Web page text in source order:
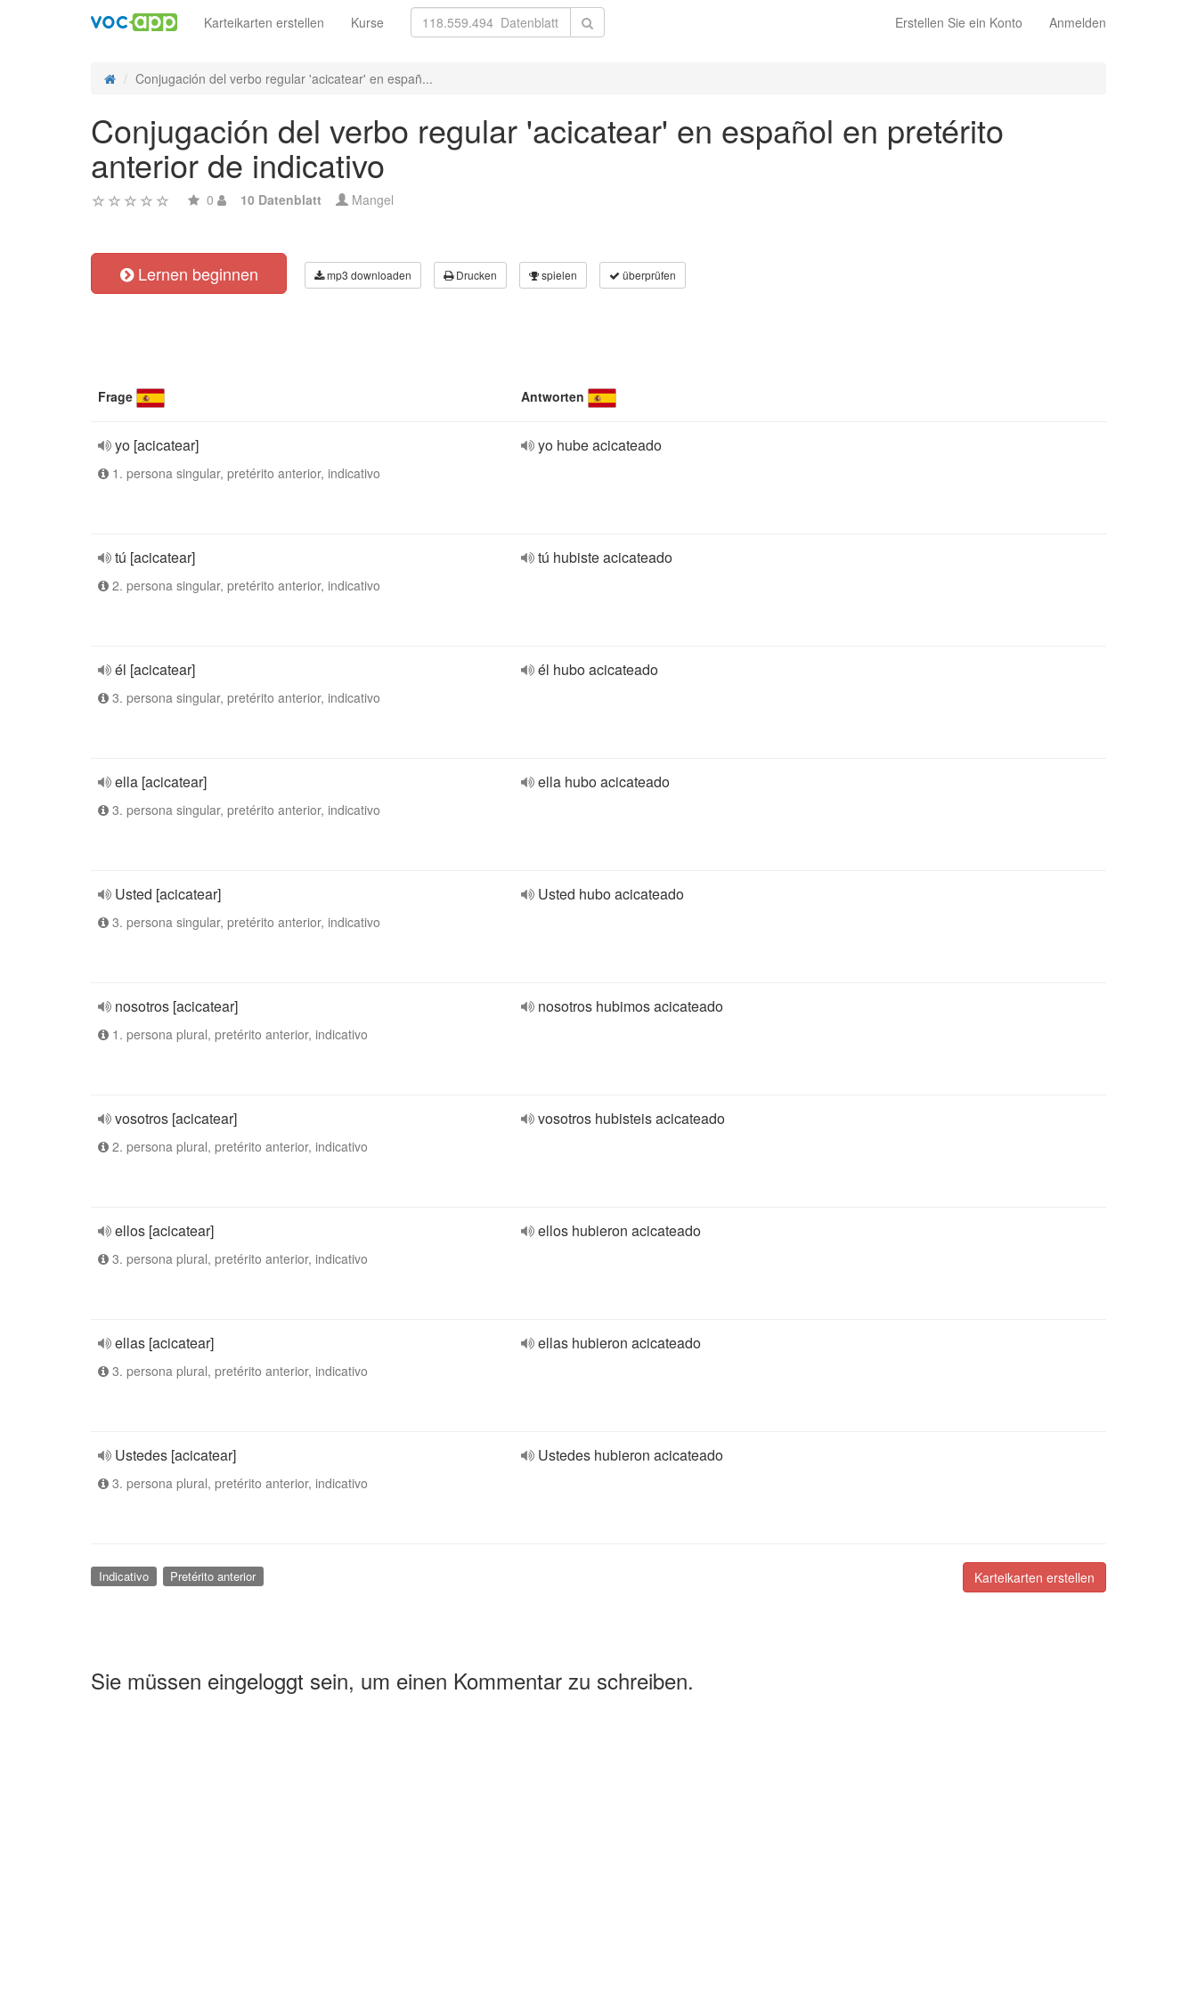
Erstellen Sie ein Konto Anmelden
Karteikarten erstellen Kurse
Conjugación del verbo regular 'acicatear' en españ...
Conjugación del verbo regular 'acicatear' en español en pretérito
anterior de indicativo
0 10 Datenblatt Mangel
Lernen beginnen mp3 downloaden Drucken spielen überprüfen
Frage Antworten
yo [acicatear]
1. persona singular, pretérito anterior, indicativo
yo hube acicateado
tú [acicatear]
2. persona singular, pretérito anterior, indicativo
tú hubiste acicateado
él [acicatear]
3. persona singular, pretérito anterior, indicativo
él hubo acicateado
ella [acicatear]
3. persona singular, pretérito anterior, indicativo
ella hubo acicateado
Usted [acicatear]
3. persona singular, pretérito anterior, indicativo
Usted hubo acicateado
nosotros [acicatear]
1. persona plural, pretérito anterior, indicativo
nosotros hubimos acicateado
vosotros [acicatear]
2. persona plural, pretérito anterior, indicativo
vosotros hubisteis acicateado
ellos [acicatear]
3. persona plural, pretérito anterior, indicativo
ellos hubieron acicateado
ellas [acicatear]
3. persona plural, pretérito anterior, indicativo
ellas hubieron acicateado
Ustedes [acicatear]
3. persona plural, pretérito anterior, indicativo
Ustedes hubieron acicateado
Karteikarten erstellen
Indicativo Pretérito anterior
Sie müssen eingeloggt sein, um einen Kommentar zu schreiben.